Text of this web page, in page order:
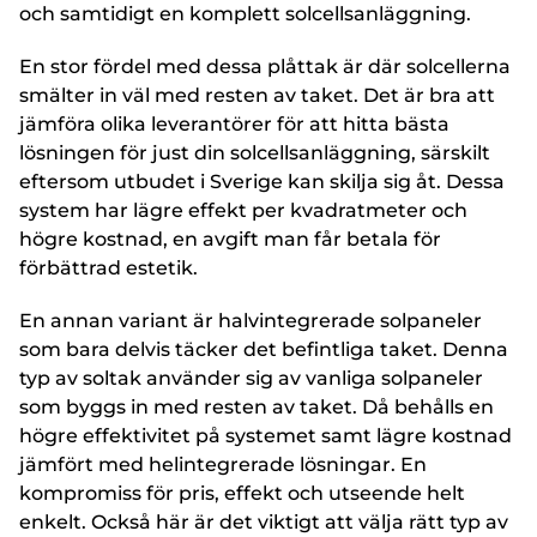
och samtidigt en komplett solcellsanläggning.
En stor fördel med dessa plåttak är där solcellerna
smälter in väl med resten av taket. Det är bra att
jämföra olika leverantörer för att hitta bästa
lösningen för just din solcellsanläggning, särskilt
eftersom utbudet i Sverige kan skilja sig åt. Dessa
system har lägre effekt per kvadratmeter och
högre kostnad, en avgift man får betala för
förbättrad estetik.
En annan variant är halvintegrerade solpaneler
som bara delvis täcker det befintliga taket. Denna
typ av soltak använder sig av vanliga solpaneler
som byggs in med resten av taket. Då behålls en
högre effektivitet på systemet samt lägre kostnad
jämfört med helintegrerade lösningar. En
kompromiss för pris, effekt och utseende helt
enkelt. Också här är det viktigt att välja rätt typ av